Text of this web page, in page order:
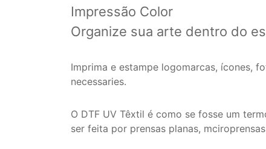
Impressão Color
Organize sua arte dentro do
Imprima e estampe logomarcas, ícones,
necessaries.
O DTF UV Têxtil é como se fosse um
ser feita por prensas planas,